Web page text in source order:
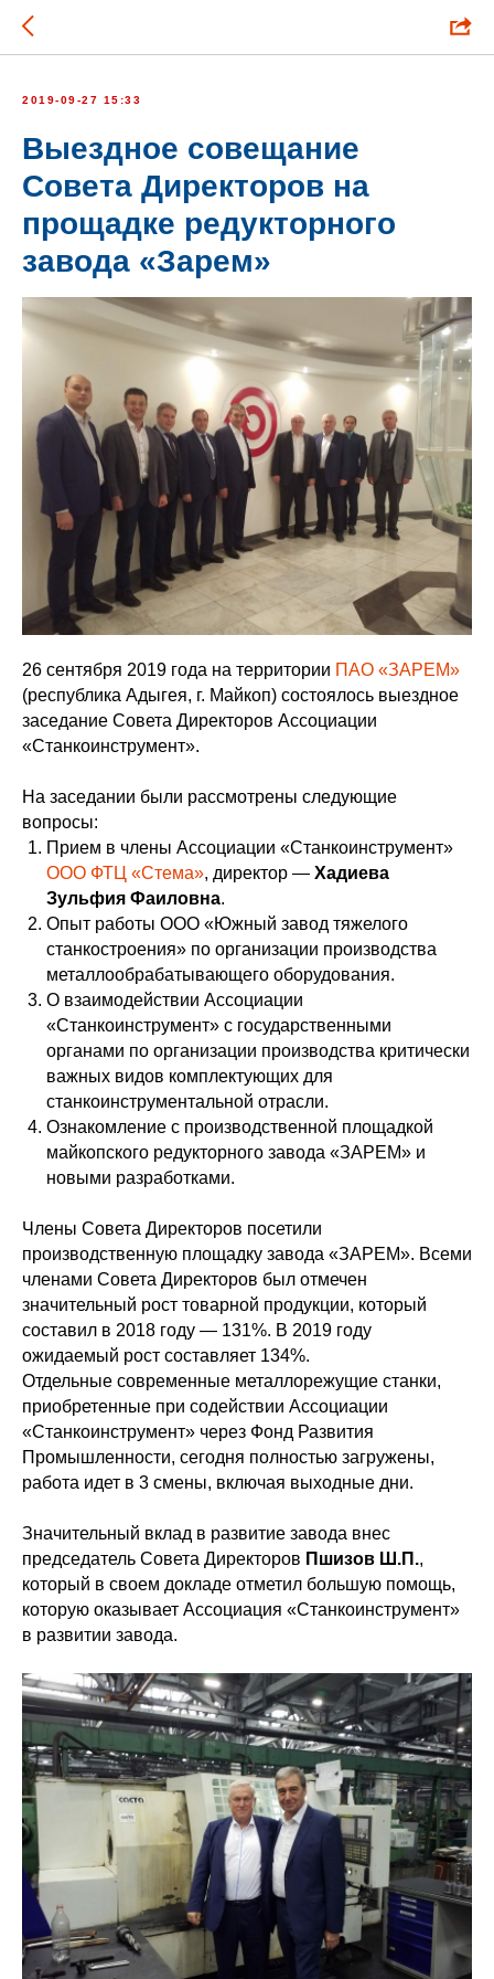
2019-09-27 15:33
Выездное совещание
Совета Директоров на
прощадке редукторного
завода «Зарем»
26 сентября 2019 года на территории ПАО «ЗАРЕМ»
(республика Адыгея, г. Майкоп) состоялось выездное
заседание Совета Директоров Ассоциации
«Станкоинструмент».
На заседании были рассмотрены следующие
вопросы:
Прием в члены Ассоциации «Станкоинструмент»
ООО ФТЦ «Стема», директор — Хадиева
Зульфия Фаиловна.
Опыт работы ООО «Южный завод тяжелого
станкостроения» по организации производства
металлообрабатывающего оборудования.
О взаимодействии Ассоциации
«Станкоинструмент» с государственными
органами по организации производства критически
важных видов комплектующих для
станкоинструментальной отрасли.
Ознакомление с производственной площадкой
майкопского редукторного завода «ЗАРЕМ» и
новыми разработками.
Члены Совета Директоров посетили
производственную площадку завода «ЗАРЕМ». Всеми
членами Совета Директоров был отмечен
значительный рост товарной продукции, который
составил в 2018 году — 131%. В 2019 году
ожидаемый рост составляет 134%.
Отдельные современные металлорежущие станки,
приобретенные при содействии Ассоциации
«Станкоинструмент» через Фонд Развития
Промышленности, сегодня полностью загружены,
работа идет в 3 смены, включая выходные дни.
Значительный вклад в развитие завода внес
председатель Совета Директоров Пшизов Ш.П.,
который в своем докладе отметил большую помощь,
которую оказывает Ассоциация «Станкоинструмент»
в развитии завода.